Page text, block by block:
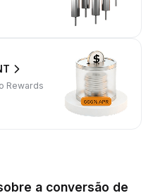
Rewards
a conversão de